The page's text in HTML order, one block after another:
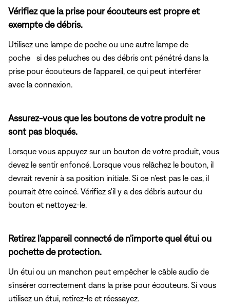
Vérifiez que la prise pour écouteurs est propre et
exempte de débris.
Utilisez une lampe de poche ou une autre lampe de
poche si des peluches ou des débris ont pénétré dans la
prise pour écouteurs de l'appareil, ce qui peut interférer
avec la connexion.
Assurez-vous que les boutons de votre produit ne
sont pas bloqués.
Lorsque vous appuyez sur un bouton de votre produit, vous
devez le sentir enfoncé. Lorsque vous relâchez le bouton, il
devrait revenir à sa position initiale. Si ce n'est pas le cas, il
pourrait être coincé. Vérifiez s'il y a des débris autour du
bouton et nettoyez-le.
Retirez l'appareil connecté de n'importe quel étui ou
pochette de protection.
Un étui ou un manchon peut empêcher le câble audio de
s'insérer correctement dans la prise pour écouteurs. Si vous
utilisez un étui, retirez-le et réessayez.